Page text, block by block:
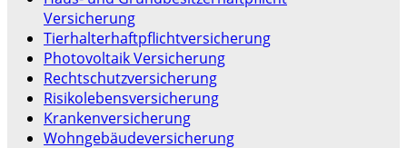
Versicherung
Tierhalterhaftpflichtversicherung
Photovoltaik Versicherung
Rechtschutzversicherung
Risikolebensversicherung
Krankenversicherung
Wohngebäudeversicherung